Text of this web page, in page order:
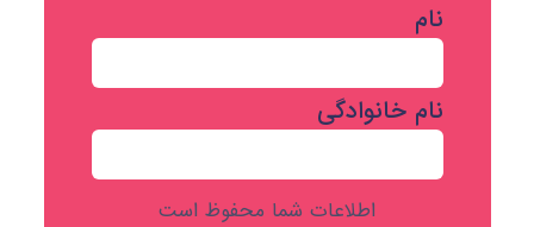
نام
نام خانوادگی
اطلاعات شما محفوظ است